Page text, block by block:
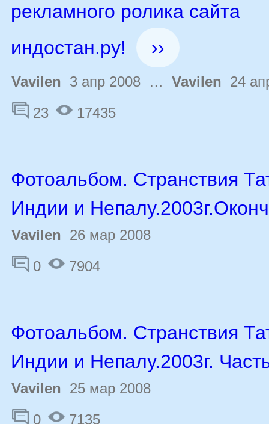
рекламного ролика сайта
индостан.ру!
››
Vavilen 3 апр 2008 … Vavilen 24
23
17435
Фотоальбом. Странствия
Индии и
Vavilen 26 мар 2008
0
7904
Фотоальбом. Странствия
Индии и Непалу.2003г.
Vavilen 25 мар 2008
0
7135